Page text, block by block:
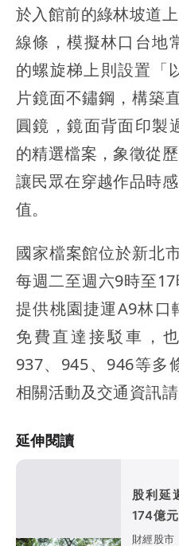
於入館前的綠林坡道
線條，模擬林口台地
的螺旋梯上則設置「
片鏡面不鏽鋼，構築
圓鏡，鏡面背面印製
的精選檔案，象徵從
讓民眾在穿越作品時
值。
國家檔案館位於新北
每週二至週六9時至
提供桃園捷運A9林口
免費直達接駁車，
937、945、946等多
相關活動及交通資訊
延伸閱讀
股利延
174億
管會恐開
財經股市